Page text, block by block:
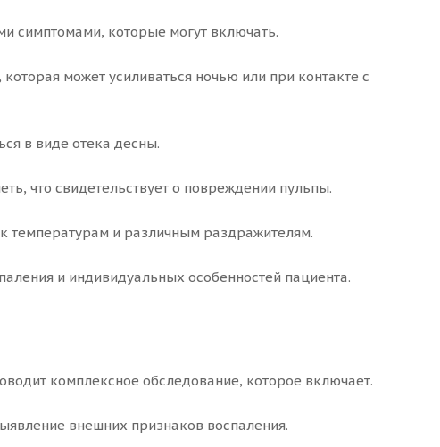
симптомами, которые могут включать.
может усиливаться ночью или при контакте с
в виде отека десны.
что свидетельствует о повреждении пульпы.
к температурам и различным раздражителям.
и индивидуальных особенностей пациента.
комплексное обследование, которое включает.
внешних признаков воспаления.